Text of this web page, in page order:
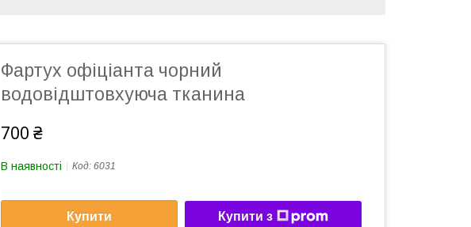
Фартух офіціанта чорний
водовідштовхуюча тканина
700 ₴
В наявності Код: 6031
Купити Купити з